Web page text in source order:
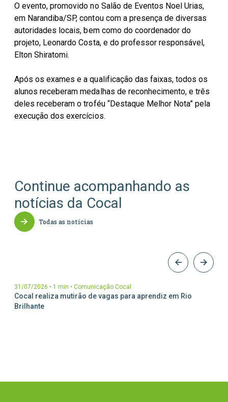
O evento, promovido no Salão de Eventos Noel Urias,
em Narandiba/SP, contou com a presença de diversas
autoridades locais, bem como do coordenador do
projeto, Leonardo Costa, e do professor responsável,
Elton Shiratomi.
Após os exames e a qualificação das faixas, todos os
alunos receberam medalhas de reconhecimento, e três
deles receberam o troféu “Destaque Melhor Nota” pela
execução dos exercícios.
Continue acompanhando as
notícias da Cocal
Todas as notícias
31/07/2026 • 1 min • Comunicação Cocal
Cocal realiza mutirão de vagas para aprendiz em Rio
Brilhante